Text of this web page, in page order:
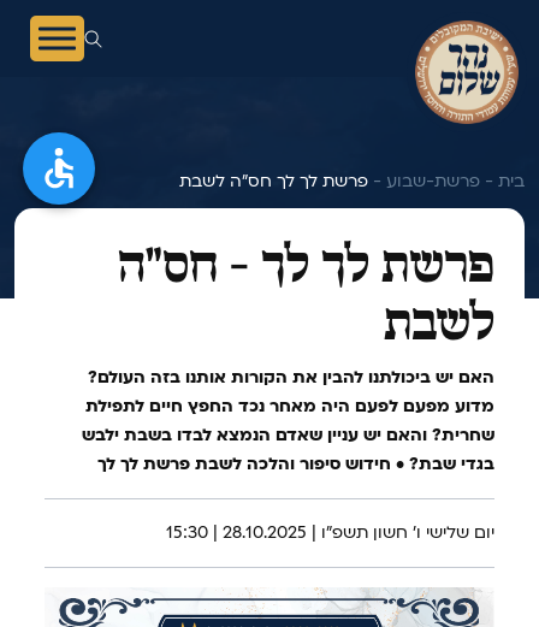
בית - פרשת-שבוע - פרשת לך לך חס"ה לשבת
פרשת לך לך - חס"ה
לשבת
האם יש ביכולתנו להבין את הקורות אותנו בזה העולם?
מדוע מפעם לפעם היה מאחר נכד החפץ חיים לתפילת
שחרית? והאם יש עניין שאדם הנמצא לבדו בשבת ילבש
בגדי שבת? • חידוש סיפור והלכה לשבת פרשת לך לך
יום שלישי ו' חשון תשפ"ו | 28.10.2025 | 15:30